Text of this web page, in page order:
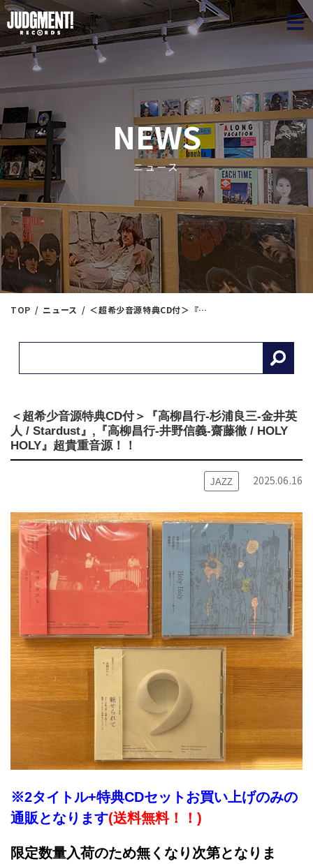
NEWS
ニュース
TOP ニュース ＜超希少音源特典CD付＞『高柳昌行-杉浦良三-金井英人 / Stardust』,『高柳昌行-井野信義-齋藤徹 / HOLY HOLY』超貴重音源！！
＜超希少音源特典CD付＞『高柳昌行-杉浦良三-金井英
人 / Stardust』,『高柳昌行-井野信義-齋藤徹 / HOLY
HOLY』超貴重音源！！
JAZZ 2025.06.16
※2タイトル+特典CDセットお買い上げのみの
通販となります(送料無料！！ )
限定数量入荷のため無くなり次第となりま